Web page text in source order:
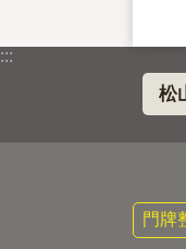
:::
松
門牌